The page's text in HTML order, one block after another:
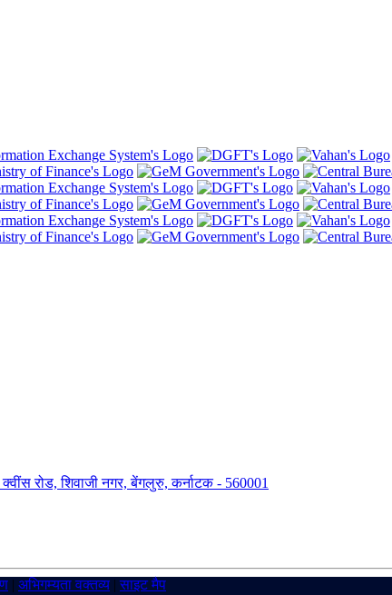
रोड, शिवाजी नगर, बेंगलुरु, कर्नाटक - 560001
| अभिगम्यता वक्तव्य |साइट मैप